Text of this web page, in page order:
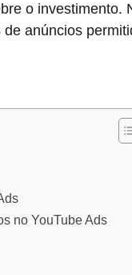
o investimento.
anúncios
no YouTube Ads